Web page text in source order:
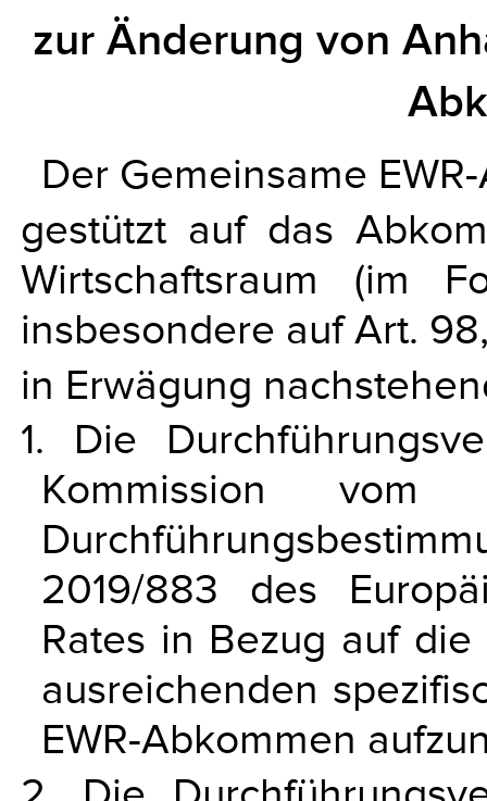
zur Änderung von
Der Gemeinsame
gestützt auf das
Wirtschaftsraum (im
insbesondere auf Art.
in Erwägung
1. Die
Kommission
2019/883 des
Rates in Bezug auf
ausreichenden
EWR-Abkommen